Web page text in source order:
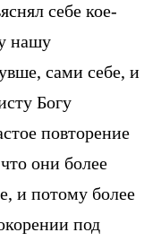
себе кое-
нашу
сами себе, и
Богу
повторение
они более
и потому более
под